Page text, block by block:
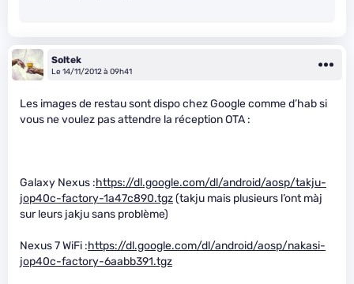
Soltek
Le 14/11/2012 à 09h41
Les images de restau sont dispo chez Google comme d’hab si
vous ne voulez pas attendre la réception OTA :
Galaxy Nexus :https://dl.google.com/dl/android/aosp/takju-
jop40c-factory-1a47c890.tgz(takju mais plusieurs l’ont màj
sur leurs jakju sans problème)
Nexus 7 WiFi :https://dl.google.com/dl/android/aosp/nakasi-
jop40c-factory-6aabb391.tgz